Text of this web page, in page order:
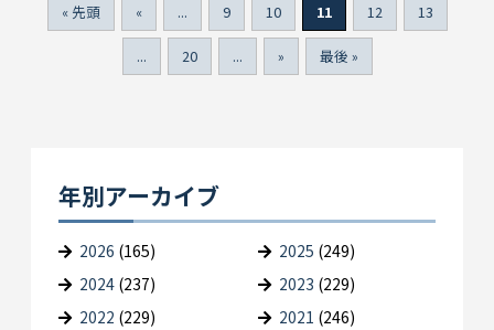
« 先頭 « ... 9 10 11 12 13
... 20 ... » 最後 »
年別アーカイブ
2026 (165) 2025 (249)
2024 (237) 2023 (229)
2022 (229) 2021 (246)